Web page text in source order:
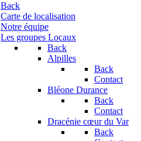
Back
Carte de localisation
Notre équipe
Les groupes Locaux
Back
Alpilles
Back
Contact
Bléone Durance
Back
Contact
Dracénie cœur du Var
Back